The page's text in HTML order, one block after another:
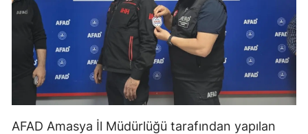
AFAD Amasya İl Müdürlüğü tarafından yapılan